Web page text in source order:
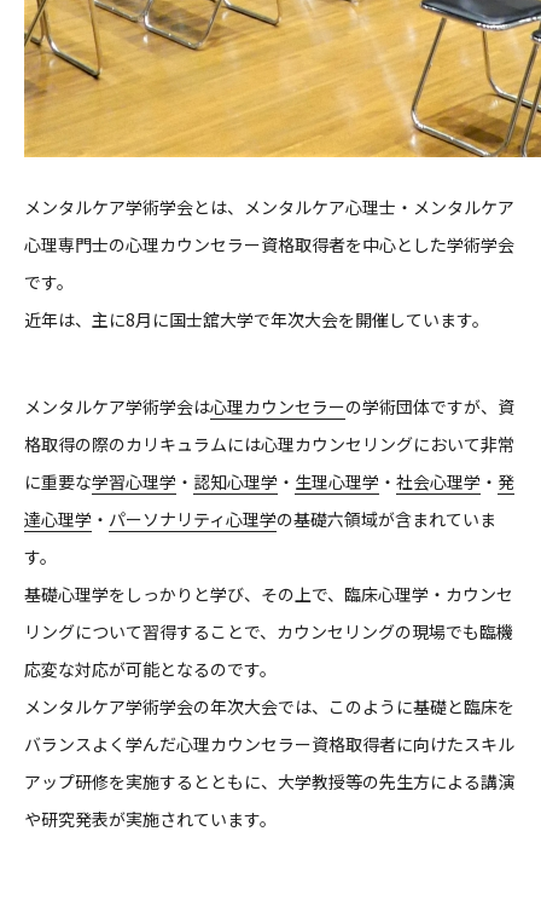
メンタルケア学術学会とは、メンタルケア心理士・メンタルケア
心理専門士の心理カウンセラー資格取得者を中心とした学術学会
です。
近年は、主に8月に国士舘大学で年次大会を開催しています。
メンタルケア学術学会は心理カウンセラーの学術団体ですが、資
格取得の際のカリキュラムには心理カウンセリングにおいて非常
に重要な学習心理学 ・ 認知心理学 ・ 生理心理学 ・ 社会心理学 ・ 発
達心理学 ・ パーソナリティ心理学の基礎六領域が含まれていま
す。
基礎心理学をしっかりと学び、その上で、臨床心理学・カウンセ
リングについて習得することで、カウンセリングの現場でも臨機
応変な対応が可能となるのです。
メンタルケア学術学会の年次大会では、このように基礎と臨床を
バランスよく学んだ心理カウンセラー資格取得者に向けたスキル
アップ研修を実施するとともに、大学教授等の先生方による講演
や研究発表が実施されています。